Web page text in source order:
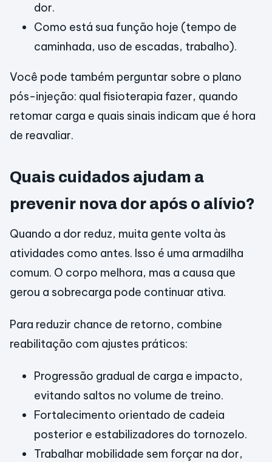
dor.
Como está sua função hoje (tempo de
caminhada, uso de escadas, trabalho).
Você pode também perguntar sobre o plano
pós-injeção: qual fisioterapia fazer, quando
retomar carga e quais sinais indicam que é hora
de reavaliar.
Quais cuidados ajudam a
prevenir nova dor após o alívio?
Quando a dor reduz, muita gente volta às
atividades como antes. Isso é uma armadilha
comum. O corpo melhora, mas a causa que
gerou a sobrecarga pode continuar ativa.
Para reduzir chance de retorno, combine
reabilitação com ajustes práticos:
Progressão gradual de carga e impacto,
evitando saltos no volume de treino.
Fortalecimento orientado de cadeia
posterior e estabilizadores do tornozelo.
Trabalhar mobilidade sem forçar na dor,